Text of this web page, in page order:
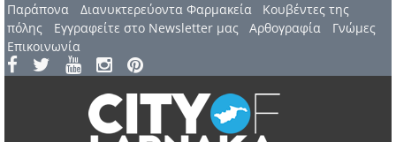
Παράπονα Διανυκτερεύοντα Φαρμακεία
Kουβέντες της
πόλης
Εγγραφείτε στο Newsletter μας Αρθογραφία
Γνώμες
Επικοινωνία